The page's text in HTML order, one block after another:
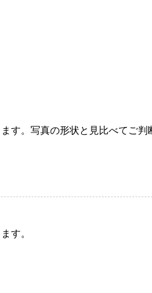
す。写真の形状と見比べてご判
す。